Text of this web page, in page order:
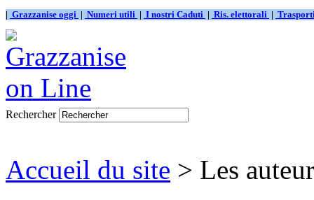
| Grazzanise oggi | Numeri utili | I nostri Caduti | Ris. elettorali |
Rechercher
Accueil du site > Les